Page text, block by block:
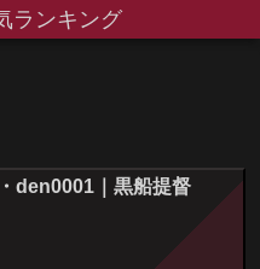
ランキング
den0001｜黒船提督